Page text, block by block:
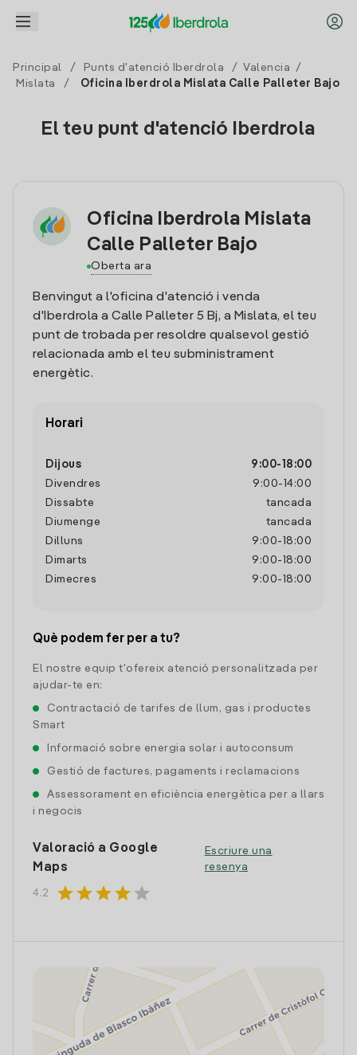
Principal / Punts d'atenció Iberdrola / Valencia
/
Mislata
/ Oficina Iberdrola Mislata Calle Palleter Bajo
El teu punt d'atenció Iberdrola
Oficina Iberdrola Mislata
Calle Palleter Bajo
Oberta ara
Benvingut a l'oficina d'atenció i venda
d'Iberdrola a Calle Palleter 5 Bj, a Mislata, el teu
punt de trobada per resoldre qualsevol gestió
relacionada amb el teu subministrament
energètic.
Horari
Dijous 9:00- 18:00
Divendres
9:00- 14:00
Dissabte
tancada
Diumenge
tancada
Dilluns
9:00- 18:00
Dimarts
9:00- 18:00
Dimecres
9:00- 18:00
Què podem fer per a tu?
El nostre equip t'ofereix atenció personalitzada per
ajudar-te en:
Contractació de tarifes de llum, gas i productes
Smart
Informació sobre energia solar i autoconsum
Gestió de factures, pagaments i reclamacions
Assessorament en eficiència energètica per a llars
i negocis
Valoració a Google
Maps
4.2 starstarstarstar star
Escriure una
resenya